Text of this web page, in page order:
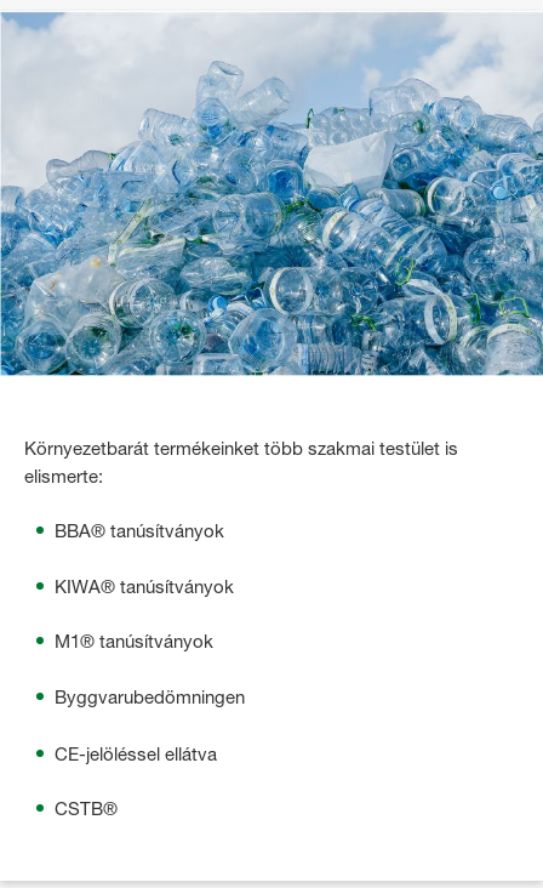
Környezetbarát termékeinket több szakmai testület is
elismerte:
BBA® tanúsítványok
KIWA® tanúsítványok
M1® tanúsítványok
Byggvarubedömningen
CE-jelöléssel ellátva
CSTB®